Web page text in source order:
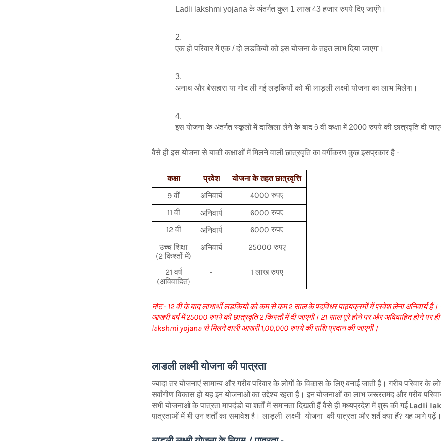
Ladli lakshmi yojana के अंतर्गत कुल 1 लाख 43 हजार रुपये दिए जाएंगे।
एक ही परिवार में एक / दो लड़कियों को इस योजना के तहत लाभ दिया जाएगा।
अनाथ और बेसहारा या गोद ली गई लड़कियों को भी लाड़ली लक्ष्मी योजना का लाभ मिलेगा।
इस योजना के अंतर्गत स्कूलों में दाखिला लेने के बाद 6 वीं कक्षा में 2000 रुपये की छात्रवृति दी
वैसे ही इस योजना से बाकी कक्षाओं में मिलने वाली छात्रवृति का वर्गीकरण कुछ इसप्रकार है -
कक्षा प्रवेश
योजना के तहत छात्रवृत्ति
9 वीं
अनिवार्य
4000 रुपए
11 वीं
अनिवार्य
6000 रुपए
12 वीं
अनिवार्य
6000 रुपए
उच्च शिक्षा
(2 किश्तों में)
अनिवार्य 25000 रुपए
21 वर्ष
(अविवाहित)
- 1 लाख रुपए
नोट - 12 वीं के बाद लाभार्थी लड़कियों को कम से कम 2 साल के पदविधर पाठ्यक्रमों में प्रवेश लेना अनिवार्य
आखरी वर्ष में 25000 रुपये की छात्रवृति 2 किस्तों में दी जाएगी। 21 साल पूरे होने पर और अविवाहित होने पर
lakshmi yojana से मिलने वाली आखरी 1,00,000 रुपये की राशि प्रदान की जाएगी।
लाडली लक्ष्मी योजना की पात्रता
ज्यादा तर योजनाएं सामान्य और गरीब परिवार के लोगों के विकास के लिए बनाई जाती हैं। गरीब परिवार के
सर्वांगीण विकास हो यह इन योजनाओं का उद्देश्य रहता हैं। इन योजनाओं का लाभ जरूरतमंद और गरीब
सभी योजनाओं के पात्रता मापदंडो या शर्तों में समानता दिखती हैं वैसे ही मध्यप्रदेश में शुरू की गई Ladli
पात्रताओं में भी उन शर्तों का समावेश है। लाड़ली लक्ष्मी योजना की पात्रता और शर्ते क्या हैं? यह आगे पढ़ें।